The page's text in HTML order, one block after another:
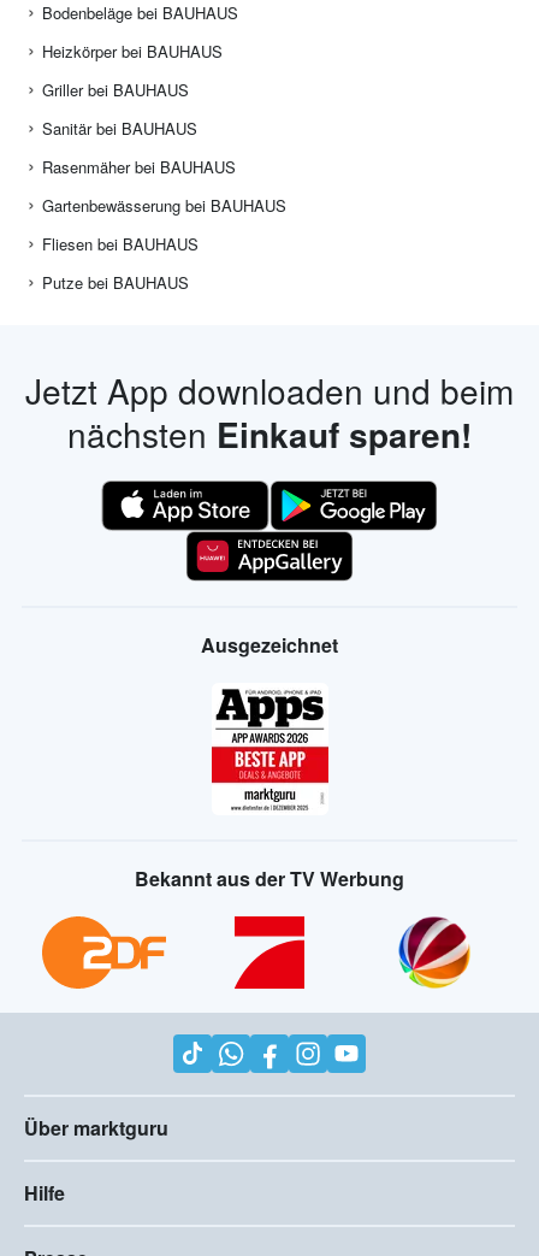
Bodenbeläge bei BAUHAUS
Heizkörper bei BAUHAUS
Griller bei BAUHAUS
Sanitär bei BAUHAUS
Rasenmäher bei BAUHAUS
Gartenbewässerung bei BAUHAUS
Fliesen bei BAUHAUS
Putze bei BAUHAUS
Jetzt App downloaden und beim
nächsten Einkauf sparen!
Ausgezeichnet
Bekannt aus der TV Werbung
Über marktguru
Hilfe